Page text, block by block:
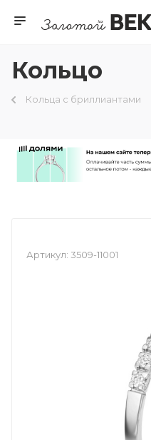
Кольцо
Кольца с бриллиантами
Артикул: 3509-11001